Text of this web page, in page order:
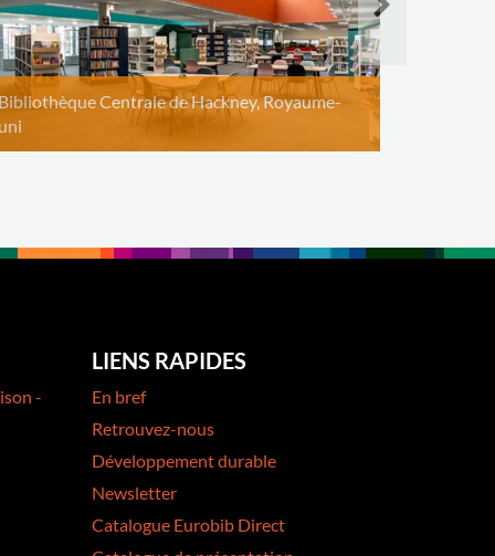
Bibliothèque Centrale de Hackney, Royaume-
uni
-
LIENS RAPIDES
En bref
Retrouvez-nous
Développement durable
Newsletter
Catalogue Eurobib Direct